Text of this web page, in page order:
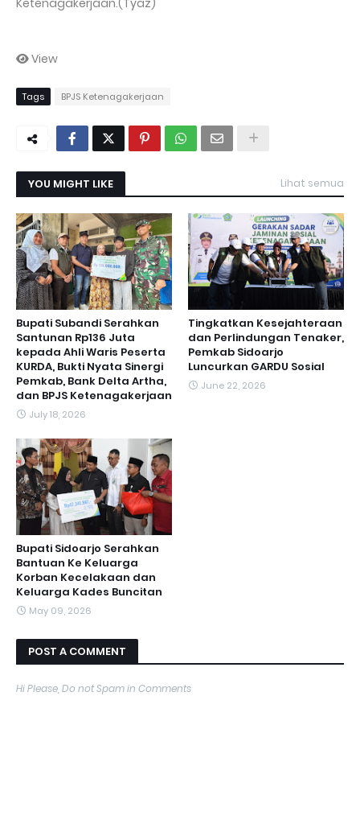
Ketenagakerjaan.(Tyaz)
View
Tags BPJS Ketenagakerjaan
YOU MIGHT LIKE Lihat semua
Bupati Subandi Serahkan
Santunan Rp136 Juta
kepada Ahli Waris Peserta
KURDA, Bukti Nyata Sinergi
Pemkab, Bank Delta Artha,
dan BPJS Ketenagakerjaan
July 18, 2026
Tingkatkan Kesejahteraan
dan Perlindungan Tenaker,
Pemkab Sidoarjo
Luncurkan GARDU Sosial
June 22, 2026
Bupati Sidoarjo Serahkan
Bantuan Ke Keluarga
Korban Kecelakaan dan
Keluarga Kades Buncitan
May 09, 2026
POST A COMMENT
Hi Please, Do not Spam in Comments